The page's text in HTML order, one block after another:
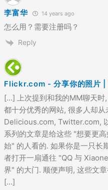
李富华 14 years ago
怎么用？需要注册吗？
Reply
Flickr.com - 分享你的照片
[…] 上次提到和我的MM聊天时
都十分优秀的网站, 很多人却
Delicious.com, Twitter.com,
系列的文章是给这些 "想要更
始" 的人看的. 如果你是一只长
者打开一扇通往 "QQ 与
界" 的大门. 顺便声明, 这些文
[…]